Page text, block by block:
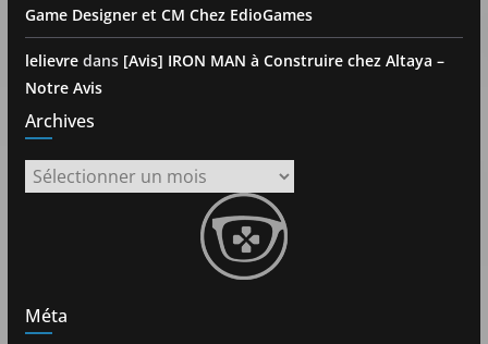
Game Designer et CM Chez EdioGames
lelievredans [Avis] IRON MAN à Construire chez Altaya –
Notre Avis
Archives
Archives
Méta